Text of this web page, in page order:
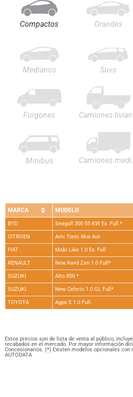
Compactos
Medianos
Grandes
Suvs
Furgones
Minibus
MARCA MODELO
BYD Seagull 300 55 KW Ex. Full.*
CITROEN Ami Tonic 6kw Aut
FIAT Mobi Like 1.0 Ex. Full
RENAULT New Kwid Zen 1.0 Full*
SUZUKI Alto 800 *
SUZUKI New Celerio 1.0 GL Full*
TOYOTA Agya S 1.0 Full.
Estos precios son de lista de venta al público,
recabados en el mercado. Por mayor información
Concesionarios. (*) Existen modelos opcionales con
AUTODATA